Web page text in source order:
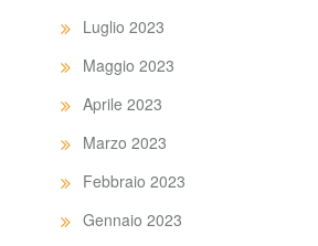
Luglio 2023
Maggio 2023
Aprile 2023
Marzo 2023
Febbraio 2023
Gennaio 2023